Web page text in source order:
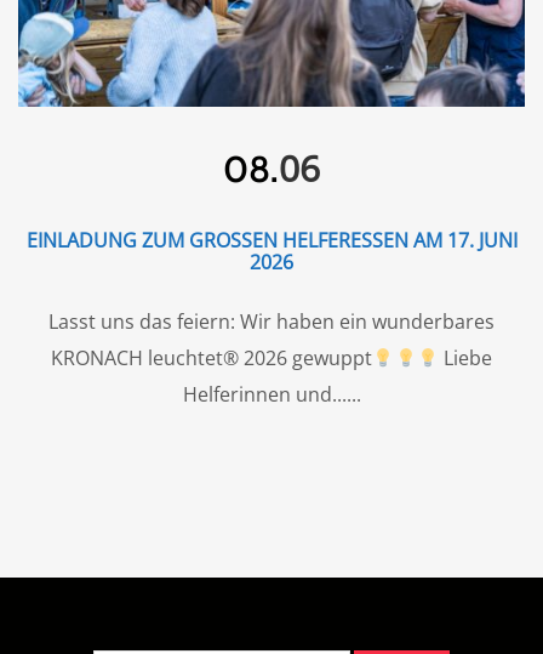
08.06
EINLADUNG ZUM GROSSEN HELFERESSEN AM 17. JUNI 2
026
Lasst uns das feiern: Wir haben ein wunderbares
KRONACH leuchtet® 2026 gewuppt
Liebe
Helferinnen und...